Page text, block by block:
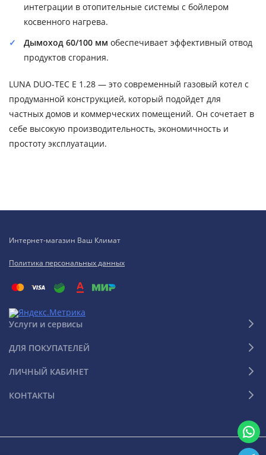
интеграции в отопительные системы с бойлером
косвенного нагрева.
Дымоход 60/100 мм обеспечивает эффективный отвод
продуктов сгорания.
LUNA DUO-TEC E 1.28 — это современный газовый котел с
продуманной конструкцией, который подойдет для
частных домов и коммерческих помещений. Он сочетает в
себе высокую производительность, экономичность и
простоту эксплуатации.
Интернет-магазин Ваш Климат
Политика персональных данных
Услуги и сервисы
ДЛЯ ПОКУПАТЕЛЕЙ
ЛИЧНЫЙ КАБИНЕТ
КОНТАКТЫ